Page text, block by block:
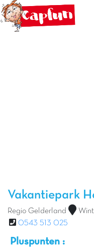
Vakantiepark
Regio Gelderland
0543 513 025
Pluspunten :